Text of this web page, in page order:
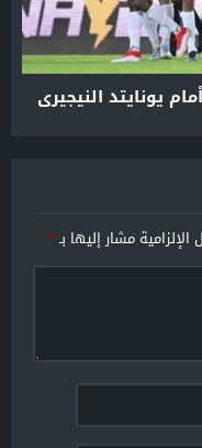
يونايتد النيجيري
الإلزامية مشار إليها بـ*